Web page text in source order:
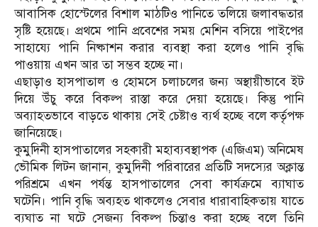
আবাসিক হোস্টেলের বিশাল মাঠটিও পানিতে তলিয়ে জলাবদ্ধতার
সৃষ্টি হয়েছে। প্রথমে পানি প্রবেশের সময় মেশিন বসিয়ে পাইপের
সাহায্যে পানি নিষ্কাশন করার ব্যবস্থা করা হলেও পানি বৃদ্ধি
পাওয়ায় এখন আর তা সম্ভব হচ্ছে না।
এছাড়াও হাসপাতাল ও হোমসে চলাচলের জন্য অস্থায়ীভাবে ইট
দিয়ে উঁচু করে বিকল্প রাস্তা করে দেয়া হয়েছে। কিন্তু পানি
অব্যাহতভাবে বাড়তে থাকায় সেই চেষ্টাও ব্যর্থ হচ্ছে বলে কর্তৃপক্ষ
জানিয়েছে।
কুমুদিনী হাসপাতালের সহকারী মহাব্যবস্থাপক (এজিএম) অনিমেষ
ভৌমিক লিটন জানান, কুমুদিনী পরিবারের প্রতিটি সদস্যের অক্লান্ত
পরিশ্রমে এখন পর্যন্ত হাসপাতালের সেবা কার্যক্রমে ব্যাঘাত
ঘটেনি। পানি বৃদ্ধি অব্যহত থাকলেও সেবার ধারাবাহিকতায় যাতে
ব্যঘাত না ঘটে সেজন্য বিকল্প চিন্তাও করা হচ্ছে বলে তিনি